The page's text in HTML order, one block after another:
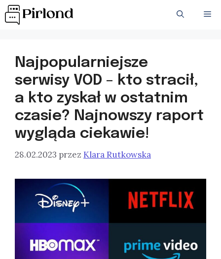
Przejdź
do
Najpopularniejsze
serwisy VOD – kto stracił,
a kto zyskał w ostatnim
czasie? Najnowszy raport
wygląda ciekawie!
28.02.2023 przez Klara Rutkowska